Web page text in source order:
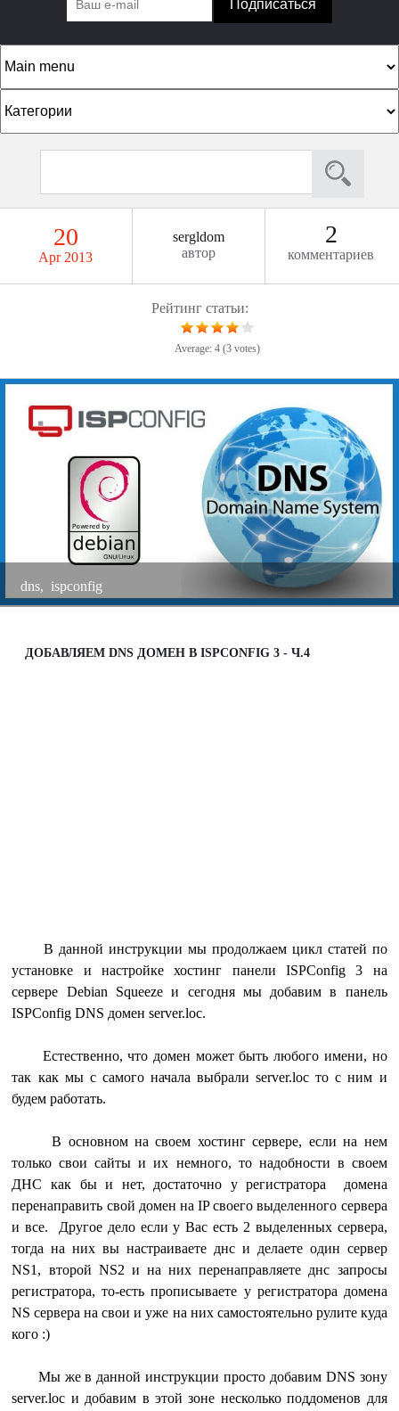
К
r
h
20
Apr 2013
sergldom
автор
2
комментариев
Рейтинг статьи:
Average: 4 (3 votes)
dns, ispconfig
ДОБАВЛЯЕМ DNS ДОМЕН В ISPCONFIG 3 - Ч.4
В данной инструкции мы продолжаем цикл статей по
установке и настройке хостинг панели ISPConfig 3 на
сервере Debian Squeeze и сегодня мы добавим в панель
ISPConfig DNS домен server.loc.
Естественно, что домен может быть любого имени, но
так как мы с самого начала выбрали server.loc то с ним и
будем работать.
В основном на своем хостинг сервере, если на нем
только свои сайты и их немного, то надобности в своем
ДНС как бы и нет, достаточно у регистратора домена
перенаправить свой домен на IP своего выделенного сервера
и все. Другое дело если у Вас есть 2 выделенных сервера,
тогда на них вы настраиваете днс и делаете один сервер
NS1, второй NS2 и на них перенаправляете днс запросы
регистратора, то-есть прописываете у регистратора домена
NS сервера на свои и уже на них самостоятельно рулите куда
кого :)
Мы же в данной инструкции просто добавим DNS зону
server.loc и добавим в этой зоне несколько поддоменов для